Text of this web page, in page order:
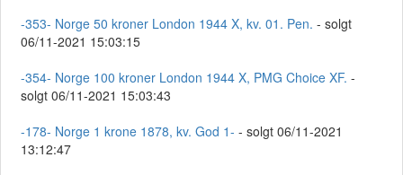
-353- Norge 50 kroner London 1944 X, kv. 01. Pen. - solgt
06/11-2021 15:03:15
-354- Norge 100 kroner London 1944 X, PMG Choice XF. -
solgt 06/11-2021 15:03:43
-178- Norge 1 krone 1878, kv. God 1- - solgt 06/11-2021
13:12:47